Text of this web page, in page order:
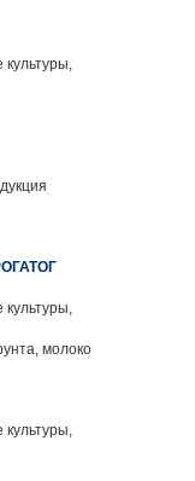
молоко